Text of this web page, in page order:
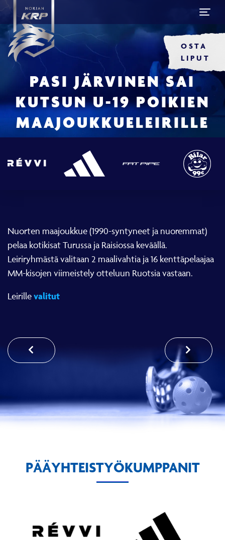
OSTA
LIPUT
PASI JÄRVINEN SAI
KUTSUN U-19 POIKIEN
MAAJOUKKUELEIRILLE
Nuorten maajoukkue (1990-syntyneet ja nuoremmat)
pelaa kotikisat Turussa ja Raisiossa keväällä.
Leiriryhmästä valitaan 2 maalivahtia ja 16 kenttäpelaajaa
MM-kisojen viimeistely otteluun Ruotsia vastaan.
Leirillevalitut
PÄÄYHTEISTYÖKUMPPANIT